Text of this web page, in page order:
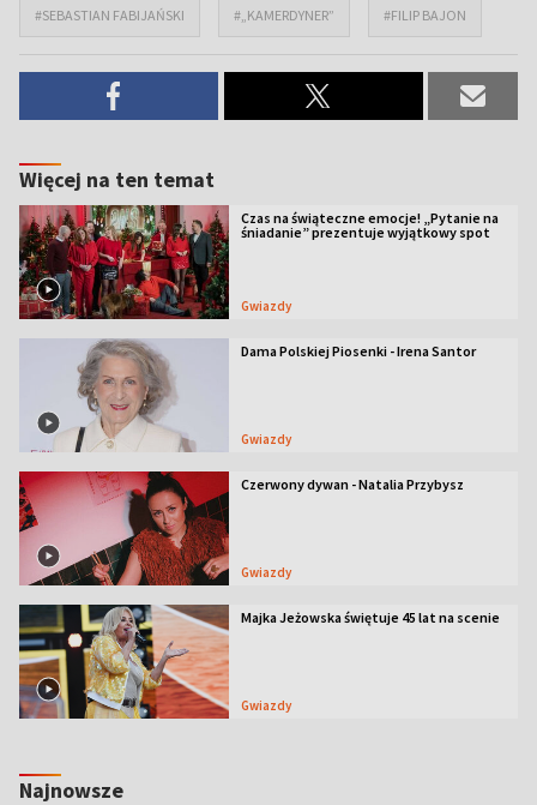
#SEBASTIAN FABIJAŃSKI #„KAMERDYNER” #FILIP BAJON
Więcej na ten temat
Czas na świąteczne emocje! „Pytanie na
śniadanie” prezentuje wyjątkowy spot
Gwiazdy
Dama Polskiej Piosenki - Irena Santor
Gwiazdy
Czerwony dywan - Natalia Przybysz
Gwiazdy
Majka Jeżowska świętuje 45 lat na scenie
Gwiazdy
Najnowsze